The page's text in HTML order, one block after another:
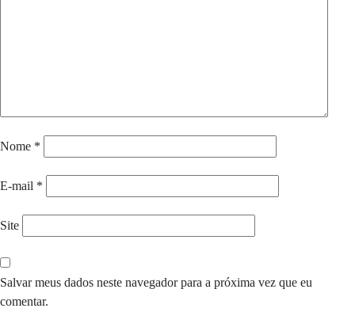
Nome *
E-mail *
Site
Salvar meus dados neste navegador para a próxima vez que eu
comentar.